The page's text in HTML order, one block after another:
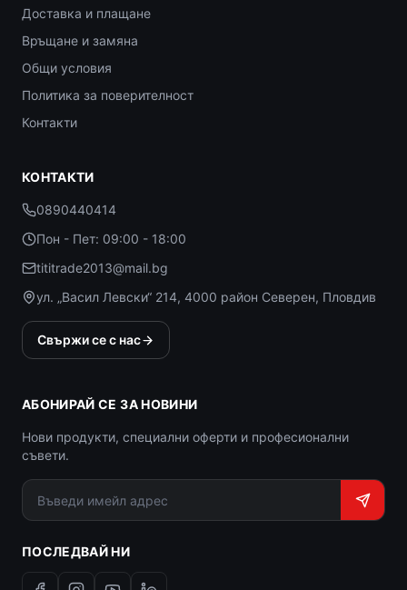
Доставка и плащане
Връщане и замяна
Общи условия
Политика за поверителност
Контакти
КОНТАКТИ
0890440414
Пон - Пет: 09:00 - 18:00
tititrade2013@mail.bg
ул. „Васил Левски“ 214, 4000 район Северен, Пловдив
Свържи се с нас
АБОНИРАЙ СЕ ЗА НОВИНИ
Нови продукти, специални оферти и професионални
съвети.
ПОСЛЕДВАЙ НИ